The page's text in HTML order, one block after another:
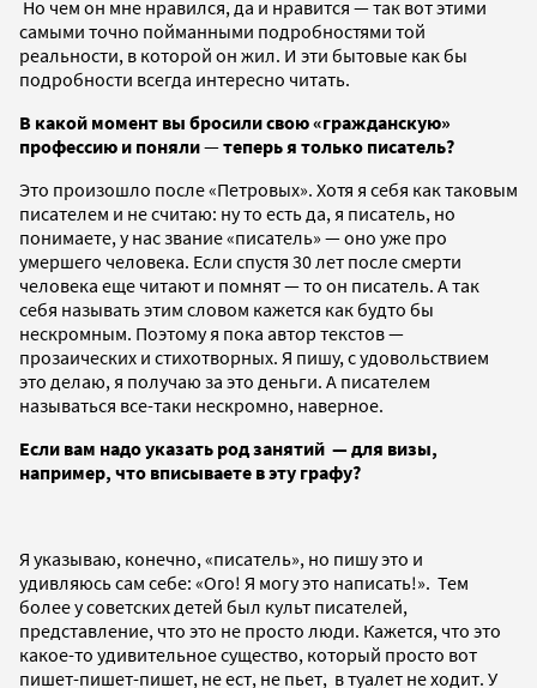
Но чем он мне нравился, да и нравится — так вот этими
самыми точно пойманными подробностями той
реальности, в которой он жил. И эти бытовые как бы
подробности всегда интересно читать.
В какой момент вы бросили свою «гражданскую»
профессию и поняли—теперь я только писатель?
Это произошло после «Петровых». Хотя я себя как таковым
писателем и не считаю: ну то есть да, я писатель, но
понимаете, у нас звание «писатель» — оно уже про
умершего человека. Если спустя 30 лет после смерти
человека еще читают и помнят — то он писатель. А так
себя называть этим словом кажется как будто бы
нескромным. Поэтому я пока автор текстов —
прозаических и стихотворных. Я пишу, с удовольствием
это делаю, я получаю за это деньги. А писателем
называться все-таки нескромно, наверное.
Если вам надо указать род занятий — для визы,
например, что вписываете в эту графу?
Я указываю, конечно, «писатель», но пишу это и
удивляюсь сам себе: «Ого! Я могу это написать!». Тем
более у советских детей был культ писателей,
представление, что это не просто люди. Кажется, что это
какое-то удивительное существо, который просто вот
пишет-пишет-пишет, не ест, не пьет, в туалет не ходит. У